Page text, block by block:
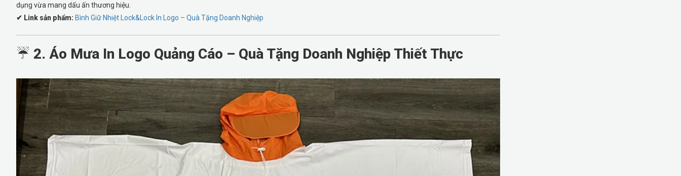
dụng vừa mang dấu ấn thương hiệu.
✔ Link sản phẩm: Bình Giữ Nhiệt Lock&Lock In Logo – Quà Tặng Doanh Nghiệp
☔ 2. Áo Mưa In Logo Quảng Cáo – Quà Tặng Doanh Nghiệp Thiết Thực